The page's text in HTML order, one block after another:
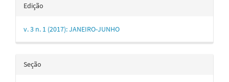
Edição
v. 3 n. 1 (2017): JANEIRO-JUNHO
Seção